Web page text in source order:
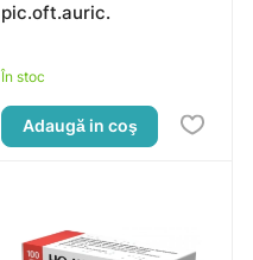
pic.oft.auric.
În stoc
Adaugă in coş